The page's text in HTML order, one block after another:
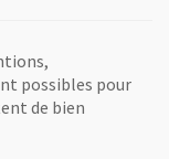
possibles pour
de bien